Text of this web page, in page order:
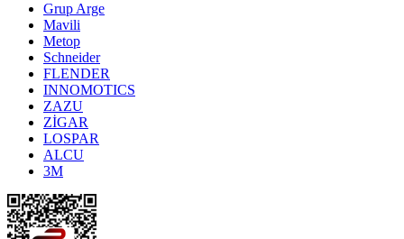
Grup Arge
Mavili
Metop
Schneider
FLENDER
INNOMOTICS
ZAZU
ZİGAR
LOSPAR
ALCU
3M